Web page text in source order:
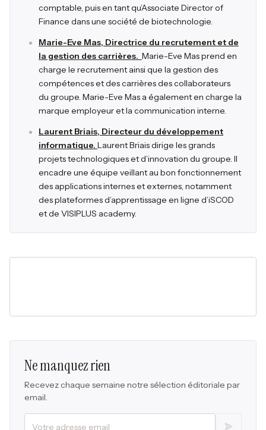
comptable, puis en tant qu’Associate Director of
Finance dans une société de biotechnologie.
Marie-Eve Mas, Directrice du recrutement et de
la gestion des carrières. Marie-Eve Mas prend en
charge le recrutement ainsi que la gestion des
compétences et des carrières des collaborateurs
du groupe. Marie-Eve Mas a également en charge la
marque employeur et la communication interne.
Laurent Briais, Directeur du développement
informatique. Laurent Briais dirige les grands
projets technologiques et d’innovation du groupe. Il
encadre une équipe veillant au bon fonctionnement
des applications internes et externes, notamment
des plateformes d’apprentissage en ligne d’iSCOD
et de VISIPLUS academy.
Ne manquez rien
Recevez chaque semaine notre sélection éditoriale par
email.